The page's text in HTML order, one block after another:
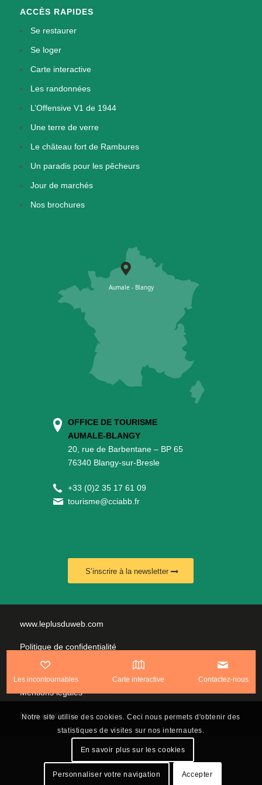
Les incontournables Carte interactive Contactez-nous
ACCÈS RAPIDES
Se restaurer
Se loger
Carte interactive
Les randonnées
L’Offensive V1 de 1944
Une terre de verre
Le château fort de Rambures
Un paradis pour les pêcheurs
Jour de marchés
Nos brochures
OFFICE DE TOURISME
AUMALE-BLANGY
20, rue de Barbentane – BP 65
76340 Blangy-sur-Bresle
+33 (0)2 35 17 61 09
tourisme@cciabb.fr
S’inscrire à la newsletter
www.leplusduweb.com
Politique de confidentialité
Plan du site
Mentions légales
Nous contacter
Notre site utilise des cookies. Ceci nous permets d'obtenir des
statistiques de visites sur nos internautes.
En savoir plus sur les cookies
Personnaliser votre navigation Accepter